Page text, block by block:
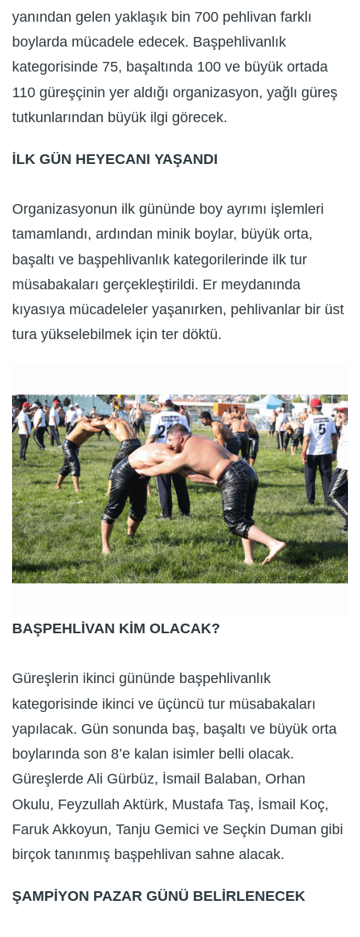
yanından gelen yaklaşık bin 700 pehlivan farklı
boylarda mücadele edecek. Başpehlivanlık
kategorisinde 75, başaltında 100 ve büyük ortada
110 güreşçinin yer aldığı organizasyon, yağlı güreş
tutkunlarından büyük ilgi görecek.
İLK GÜN HEYECANI YAŞANDI
Organizasyonun ilk gününde boy ayrımı işlemleri
tamamlandı, ardından minik boylar, büyük orta,
başaltı ve başpehlivanlık kategorilerinde ilk tur
müsabakaları gerçekleştirildi. Er meydanında
kıyasıya mücadeleler yaşanırken, pehlivanlar bir üst
tura yükselebilmek için ter döktü.
BAŞPEHLİVAN KİM OLACAK?
Güreşlerin ikinci gününde başpehlivanlık
kategorisinde ikinci ve üçüncü tur müsabakaları
yapılacak. Gün sonunda baş, başaltı ve büyük orta
boylarında son 8’e kalan isimler belli olacak.
Güreşlerde Ali Gürbüz, İsmail Balaban, Orhan
Okulu, Feyzullah Aktürk, Mustafa Taş, İsmail Koç,
Faruk Akkoyun, Tanju Gemici ve Seçkin Duman gibi
birçok tanınmış başpehlivan sahne alacak.
ŞAMPİYON PAZAR GÜNÜ BELİRLENECEK